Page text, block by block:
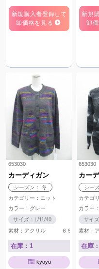
新規購入者登録して
卸価格を見る
新規
卸
653030
カーディガン
シーズン： 冬
カテゴリー：ニット
カラー：グレー
サイズ：L/11/40
素材：アクリル ６５％ ウ
在庫：1
kyoyu
653030
カー
シー
カテゴ
カラー
サイ
素材
在庫